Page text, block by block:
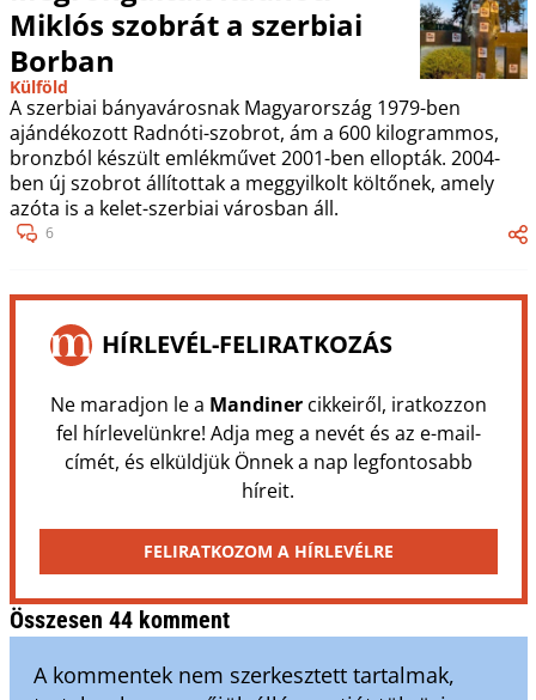
Miklós szobrát a szerbiai
Borban
Külföld
A szerbiai bányavárosnak Magyarország 1979-ben
ajándékozott Radnóti-szobrot, ám a 600 kilogrammos,
bronzból készült emlékművet 2001-ben ellopták. 2004-
ben új szobrot állítottak a meggyilkolt költőnek, amely
azóta is a kelet-szerbiai városban áll.
6
HÍRLEVÉL-FELIRATKOZÁS
Ne maradjon le a Mandinercikkeiről, iratkozzon
fel hírlevelünkre! Adja meg a nevét és az e-mail-
címét, és elküldjük Önnek a nap legfontosabb
híreit.
FELIRATKOZOM A HÍRLEVÉLRE
Összesen 44 komment
A kommentek nem szerkesztett tartalmak,